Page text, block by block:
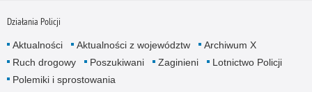
Działania Policji
Aktualności Aktualności z województw
Archiwum X
Ruch drogowy
Poszukiwani Zaginieni
Lotnictwo Policji
Polemiki i sprostowania